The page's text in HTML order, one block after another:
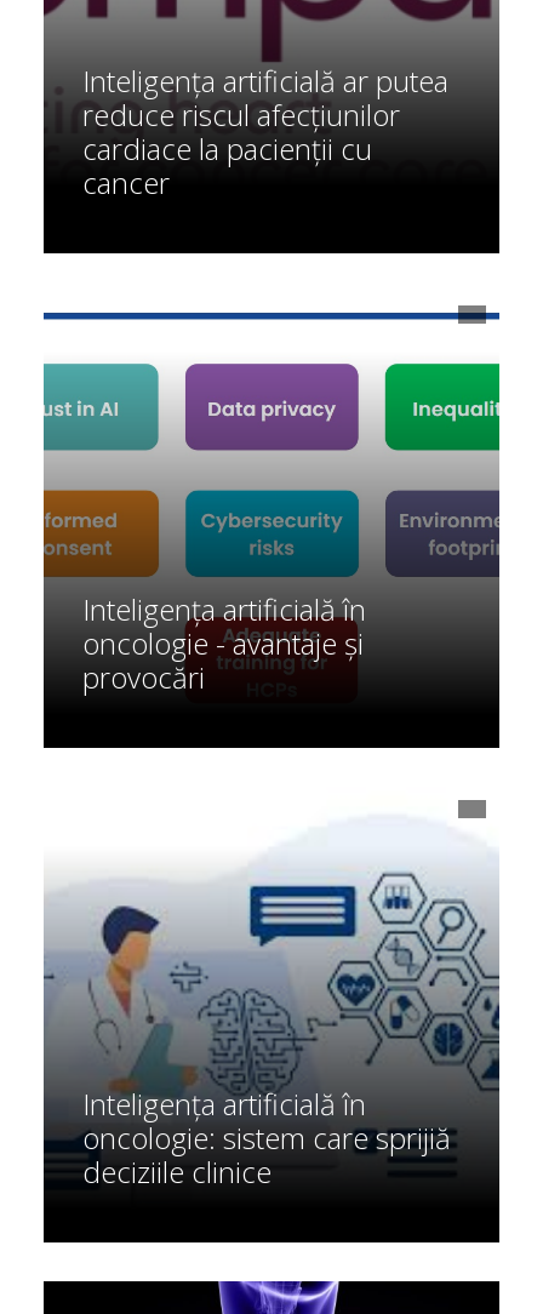
Inteligența artificială ar putea
reduce riscul afecțiunilor
cardiace la pacienții cu
cancer
Inteligența artificială în
oncologie - avantaje și
provocări
Inteligența artificială în
oncologie: sistem care sprijiă
deciziile clinice